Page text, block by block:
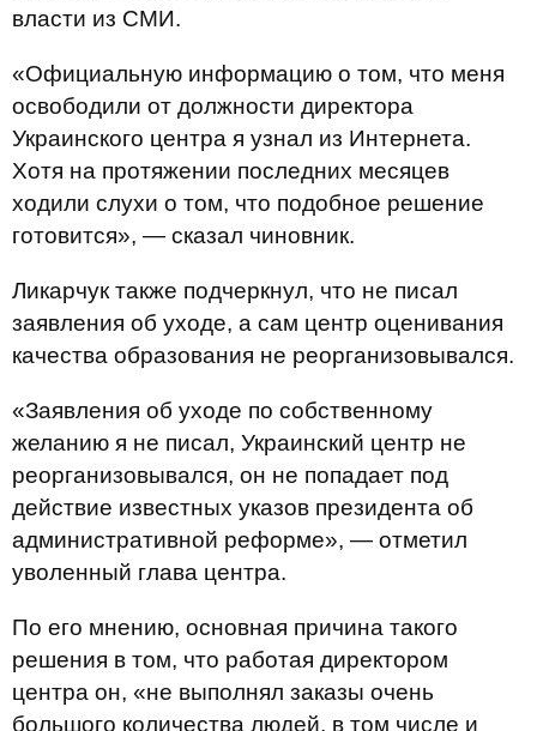
власти из СМИ.
«Официальную информацию о том, что меня
освободили от должности директора
Украинского центра я узнал из Интернета.
Хотя на протяжении последних месяцев
ходили слухи о том, что подобное решение
готовится», — сказал чиновник.
Ликарчук также подчеркнул, что не писал
заявления об уходе, а сам центр оценивания
качества образования не реорганизовывался.
«Заявления об уходе по собственному
желанию я не писал, Украинский центр не
реорганизовывался, он не попадает под
действие известных указов президента об
административной реформе», — отметил
уволенный глава центра.
По его мнению, основная причина такого
решения в том, что работая директором
центра он, «не выполнял заказы очень
большого количества людей, в том числе и